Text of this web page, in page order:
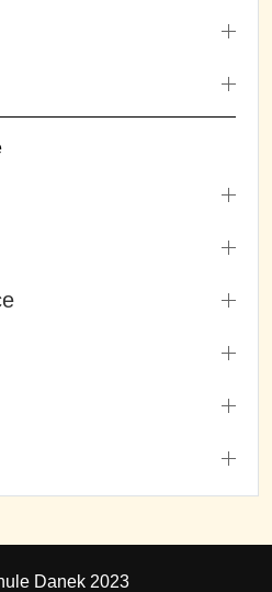
Danek 2023